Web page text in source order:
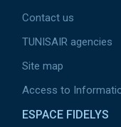
Contact us
TUNISAIR agencies
Site map
Access to
ESPACE FIDELYS